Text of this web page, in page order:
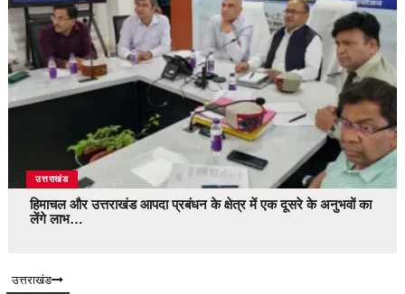
उत्तराखंड
हिमाचल और उत्तराखंड आपदा प्रबंधन के क्षेत्र में एक दूसरे के अनुभवों का
लेंगे लाभ…
उत्तराखंड